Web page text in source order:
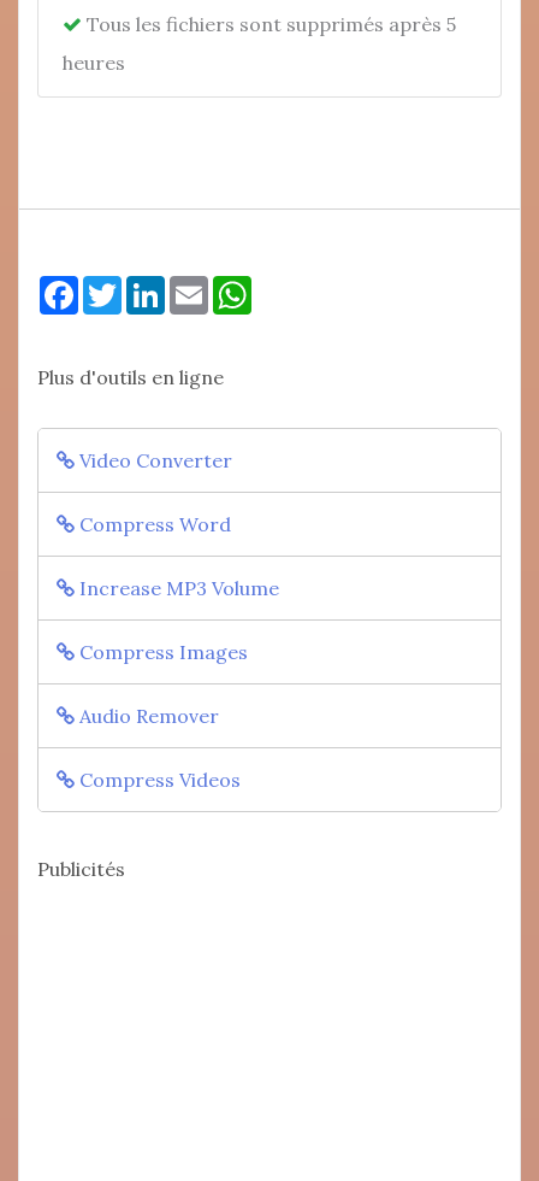
Tous les fichiers sont supprimés après 5
heures
Facebook
TwitterLinkedIn
Email
Plus d'outils en ligne
Video Converter
Compress Word
Increase MP3 Volume
Compress Images
Audio Remover
Compress Videos
Publicités